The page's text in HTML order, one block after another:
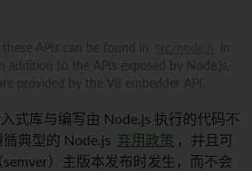
式库与编写由 Node.js 执行的代码不
典型的 Node.js 弃用政策 ，并且可
）主版本发布时发生，而不会